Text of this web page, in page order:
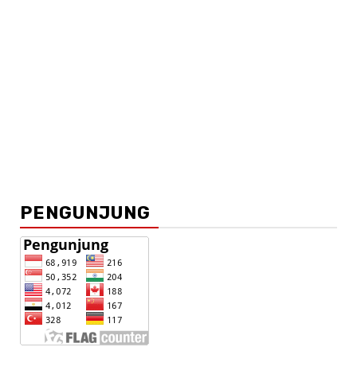
PENGUNJUNG